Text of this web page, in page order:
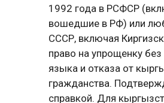
1992 года в РСФСР
вошедшие в РФ) или
СССР, включая
право на упрощенку без
языка и отказа от
гражданства.
справкой. Для